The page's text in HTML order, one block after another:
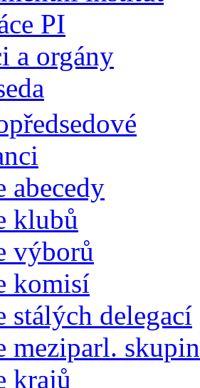
PI
a orgány
abecedy
klubů
výborů
komisí
stálých delegací
meziparl. skupin
krajů